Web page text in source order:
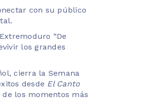
con su público
“De
los grandes
cierra la Semana
desde El Canto
los momentos más